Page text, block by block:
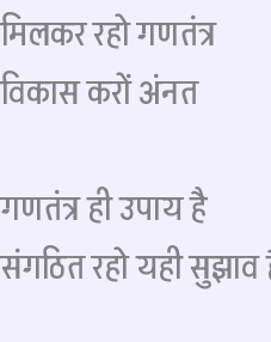
मिलकर रहो गणतंत्र
विकास करों अंनत
गणतंत्र ही उपाय है
संगठित रहो यही सुझाव